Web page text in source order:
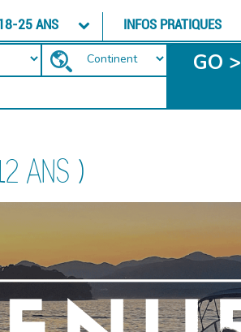
25 ANS INFOS PRATIQUES
GO >
ANS )